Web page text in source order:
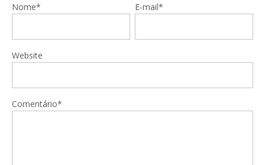
Nome* E-mail*
Website
Comentário*